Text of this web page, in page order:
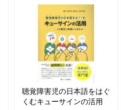
聴覚障害児の日本語をはぐ
くむキューサインの活用